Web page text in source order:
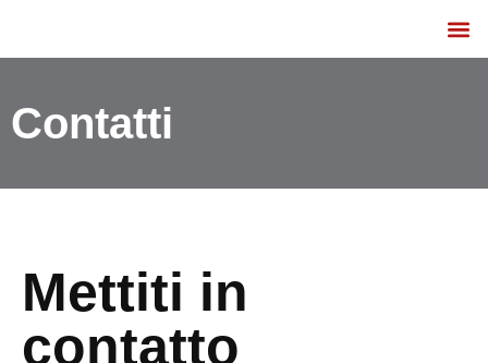
Contatti
Mettiti in
contatto